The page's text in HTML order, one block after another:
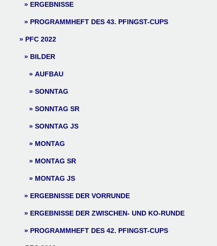
ERGEBNISSE
PROGRAMMHEFT DES 43. PFINGST-CUPS
PFC 2022
BILDER
AUFBAU
SONNTAG
SONNTAG SR
SONNTAG JS
MONTAG
MONTAG SR
MONTAG JS
ERGEBNISSE DER VORRUNDE
ERGEBNISSE DER ZWISCHEN- UND KO-RUNDE
PROGRAMMHEFT DES 42. PFINGST-CUPS